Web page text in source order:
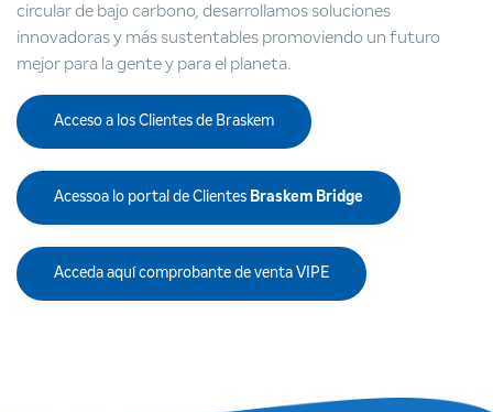
circular de bajo carbono, desarrollamos soluciones
innovadoras y más sustentables promoviendo un futuro
mejor para la gente y para el planeta.
Acceso a los Clientes de Braskem
Acessoa lo portal de Clientes Braskem Bridge
Acceda aquí comprobante de venta VIPE